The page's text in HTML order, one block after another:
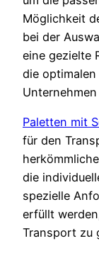
Möglichkeit
bei der
eine gezielte
die
Paletten mit
für den
die
spezielle
erfüllt
Transport zu